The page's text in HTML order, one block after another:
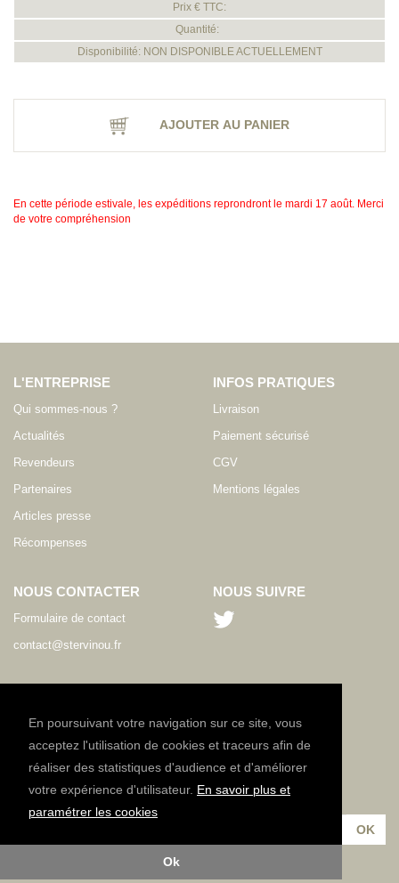
En poursuivant votre navigation sur ce site, vous
acceptez l'utilisation de cookies et traceurs afin de
réaliser des statistiques d'audience et d'améliorer
votre expérience d'utilisateur. En savoir plus et
paramétrer les cookies
Ok
Prix € TTC:
Quantité:
Disponibilité: NON DISPONIBLE ACTUELLEMENT
AJOUTER AU PANIER
En cette période estivale, les expéditions reprondront le mardi 17 août. Merci
de votre compréhension
L'ENTREPRISE
Qui sommes-nous ?
Actualités
Revendeurs
Partenaires
Articles presse
Récompenses
INFOS PRATIQUES
Livraison
Paiement sécurisé
CGV
Mentions légales
NOUS CONTACTER
Formulaire de contact
contact@stervinou.fr
FR
NOUS SUIVRE
NEWSLETTER
Inscrivez-vous à notre lettre d'information :